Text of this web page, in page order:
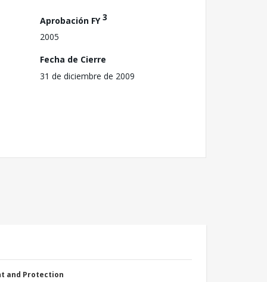
Aprobación FY3
2005
Fecha de Cierre
31 de diciembre de 2009
and Protection